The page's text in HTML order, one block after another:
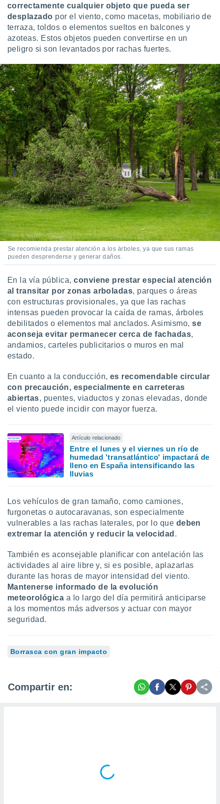
correctamente cualquier objeto que pueda ser
desplazado por el viento, como macetas, mobiliario de
terraza, toldos o elementos sueltos en balcones y
azoteas. Estos objetos pueden convertirse en un
peligro si son levantados por rachas fuertes.
Se recomienda prestar atención a los árboles, ya que sus ramas
pueden desprenderse y generar daños.
En la vía pública,conviene prestar especial atención
al transitar por zonas arboladas, parques o áreas
con estructuras provisionales, ya que las rachas
intensas pueden provocar la caída de ramas, árboles
debilitados o elementos mal anclados. Asimismo,se
aconseja evitar permanecer cerca de fachadas,
andamios, carteles publicitarios o muros en mal
estado.
En cuanto a la conducción, es recomendable circular
con precaución, especialmente en carreteras
abiertas, puentes, viaductos y zonas elevadas, donde
el viento puede incidir con mayor fuerza.
Artículo relacionado
Entre el lunes y el viernes un río de
humedad 'transatlántico' impactará de
lleno en España intensificando las
lluvias
Los vehículos de gran tamaño, como camiones,
furgonetas o autocaravanas, son especialmente
vulnerables a las rachas laterales, por lo que deben
extremar la atención y reducir la velocidad .
También es aconsejable planificar con antelación las
actividades al aire libre y, si es posible, aplazarlas
durante las horas de mayor intensidad del viento.
Mantenerse informado de la evolución
meteorológica a lo largo del día permitirá anticiparse
a los momentos más adversos y actuar con mayor
seguridad.
Borrasca con gran impacto
Compartir en: